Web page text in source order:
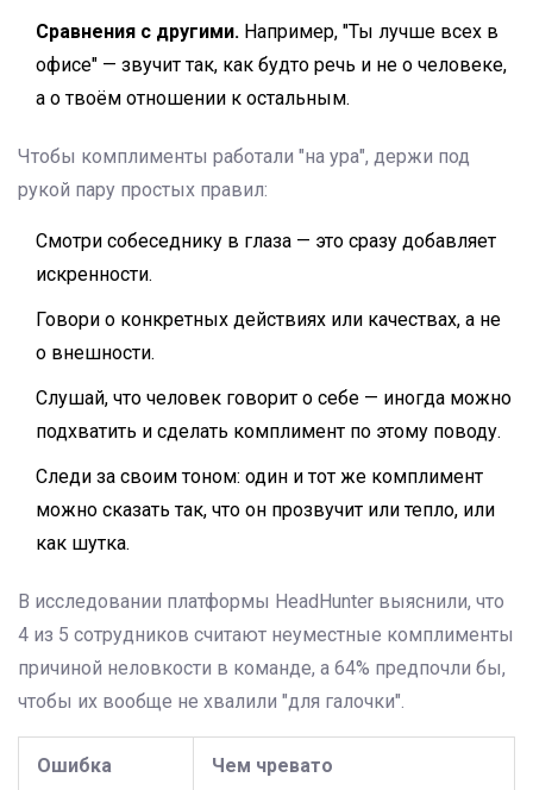
Сравнения с другими. Например, "Ты лучше всех в
офисе" — звучит так, как будто речь и не о человеке,
а о твоём отношении к остальным.
Чтобы комплименты работали "на ура", держи под
рукой пару простых правил:
Смотри собеседнику в глаза — это сразу добавляет
искренности.
Говори о конкретных действиях или качествах, а не
о внешности.
Слушай, что человек говорит о себе — иногда можно
подхватить и сделать комплимент по этому поводу.
Следи за своим тоном: один и тот же комплимент
можно сказать так, что он прозвучит или тепло, или
как шутка.
В исследовании платформы HeadHunter выяснили, что
4 из 5 сотрудников считают неуместные комплименты
причиной неловкости в команде, а 64% предпочли бы,
чтобы их вообще не хвалили "для галочки".
Ошибка Чем чревато